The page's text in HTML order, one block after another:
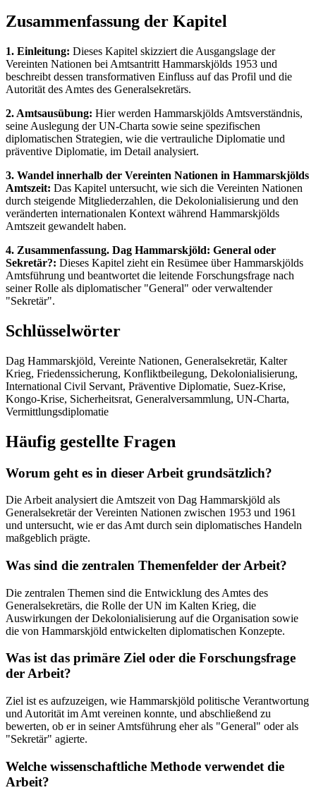
Zusammenfassung der Kapitel
1. Einleitung: Dieses Kapitel skizziert die Ausgangslage der
Vereinten Nationen bei Amtsantritt Hammarskjölds 1953 und
beschreibt dessen transformativen Einfluss auf das Profil und die
Autorität des Amtes des Generalsekretärs.
2. Amtsausübung: Hier werden Hammarskjölds Amtsverständnis,
seine Auslegung der UN-Charta sowie seine spezifischen
diplomatischen Strategien, wie die vertrauliche Diplomatie und
präventive Diplomatie, im Detail analysiert.
3. Wandel innerhalb der Vereinten Nationen in Hammarskjölds
Amtszeit: Das Kapitel untersucht, wie sich die Vereinten Nationen
durch steigende Mitgliederzahlen, die Dekolonialisierung und den
veränderten internationalen Kontext während Hammarskjölds
Amtszeit gewandelt haben.
4. Zusammenfassung. Dag Hammarskjöld: General oder
Sekretär?: Dieses Kapitel zieht ein Resümee über Hammarskjölds
Amtsführung und beantwortet die leitende Forschungsfrage nach
seiner Rolle als diplomatischer "General" oder verwaltender
"Sekretär".
Schlüsselwörter
Dag Hammarskjöld, Vereinte Nationen, Generalsekretär, Kalter
Krieg, Friedenssicherung, Konfliktbeilegung, Dekolonialisierung,
International Civil Servant, Präventive Diplomatie, Suez-Krise,
Kongo-Krise, Sicherheitsrat, Generalversammlung, UN-Charta,
Vermittlungsdiplomatie
Häufig gestellte Fragen
Worum geht es in dieser Arbeit grundsätzlich?
Die Arbeit analysiert die Amtszeit von Dag Hammarskjöld als
Generalsekretär der Vereinten Nationen zwischen 1953 und 1961
und untersucht, wie er das Amt durch sein diplomatisches Handeln
maßgeblich prägte.
Was sind die zentralen Themenfelder der Arbeit?
Die zentralen Themen sind die Entwicklung des Amtes des
Generalsekretärs, die Rolle der UN im Kalten Krieg, die
Auswirkungen der Dekolonialisierung auf die Organisation sowie
die von Hammarskjöld entwickelten diplomatischen Konzepte.
Was ist das primäre Ziel oder die Forschungsfrage
der Arbeit?
Ziel ist es aufzuzeigen, wie Hammarskjöld politische Verantwortung
und Autorität im Amt vereinen konnte, und abschließend zu
bewerten, ob er in seiner Amtsführung eher als "General" oder als
"Sekretär" agierte.
Welche wissenschaftliche Methode verwendet die
Arbeit?